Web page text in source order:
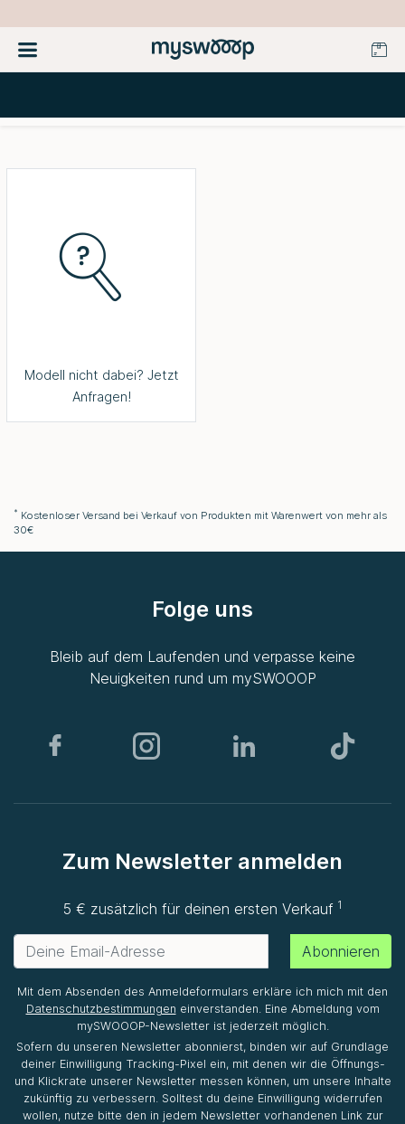
Modell nicht dabei? Jetzt
Anfragen!
* Kostenloser Versand bei Verkauf von Produkten mit Warenwert von mehr als
30€
Folge uns
Bleib auf dem Laufenden und verpasse keine
Neuigkeiten rund um mySWOOOP
Zum Newsletter anmelden
5 € zusätzlich für deinen ersten Verkauf1
Abonnieren
Mit dem Absenden des Anmeldeformulars erkläre ich mich mit den
Datenschutzbestimmungen einverstanden. Eine Abmeldung vom
mySWOOOP-Newsletter ist jederzeit möglich.
Sofern du unseren Newsletter abonnierst, binden wir auf Grundlage
deiner Einwilligung Tracking-Pixel ein, mit denen wir die Öffnungs-
und Klickrate unserer Newsletter messen können, um unsere Inhalte
zukünftig zu verbessern. Solltest du deine Einwilligung widerrufen
wollen, nutze bitte den in jedem Newsletter vorhandenen Link zur